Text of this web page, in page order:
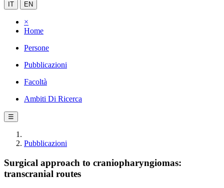
IT EN
×
Home
Persone
Pubblicazioni
Facoltà
Ambiti Di Ricerca
☰
Pubblicazioni
Surgical approach to craniopharyngiomas:
transcranial routes